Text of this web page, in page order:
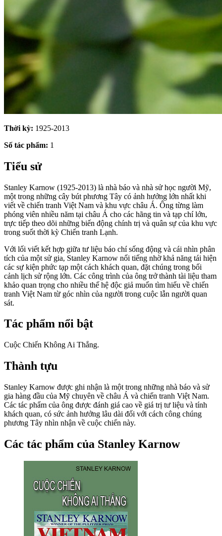
Thời kỳ: 1925-2013
Số tác phẩm: 1
Tiểu sử
Stanley Karnow (1925-2013) là nhà báo và nhà sử học người Mỹ,
một trong những cây bút phương Tây có ảnh hưởng lớn nhất khi
viết về chiến tranh Việt Nam và khu vực châu Á. Ông từng làm
phóng viên nhiều năm tại châu Á cho các hãng tin và tạp chí lớn,
trực tiếp theo dõi những biến động chính trị và quân sự của khu vực
trong suốt thời kỳ Chiến tranh Lạnh.
Với lối viết kết hợp giữa tư liệu báo chí sống động và cái nhìn phân
tích của một sử gia, Stanley Karnow nổi tiếng nhờ khả năng tái hiện
các sự kiện phức tạp một cách khách quan, đặt chúng trong bối
cảnh lịch sử rộng lớn. Các công trình của ông trở thành tài liệu tham
khảo quan trọng cho nhiều thế hệ độc giả muốn tìm hiểu về chiến
tranh Việt Nam từ góc nhìn của người trong cuộc lẫn người quan
sát.
Tác phẩm nổi bật
Cuộc Chiến Không Ai Thắng.
Thành tựu
Stanley Karnow được ghi nhận là một trong những nhà báo và sử
gia hàng đầu của Mỹ chuyên về châu Á và chiến tranh Việt Nam.
Các tác phẩm của ông được đánh giá cao về giá trị tư liệu và tính
khách quan, có sức ảnh hưởng lâu dài đối với cách công chúng
phương Tây nhìn nhận về cuộc chiến này.
Các tác phẩm của Stanley Karnow